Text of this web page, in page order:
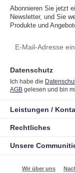
Abonnieren Sie jetzt
Newsletter, und Sie
Produkte und
Mail-
Datenschutz
Ich habe die
AGB gelesen und bin
Unsere
Leistungen /
Rechtliches
Wir über uns